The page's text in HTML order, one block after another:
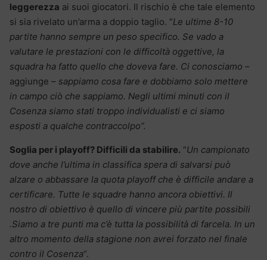
leggerezza ai suoi giocatori. Il rischio è che tale elemento
si sia rivelato un’arma a doppio taglio. “Le ultime 8-10
partite hanno sempre un peso specifico. Se vado a
valutare le prestazioni con le difficoltà oggettive, la
squadra ha fatto quello che doveva fare. Ci conosciamo –
aggiunge – sappiamo cosa fare e dobbiamo solo mettere
in campo ciò che sappiamo. Negli ultimi minuti con il
Cosenza siamo stati troppo individualisti e ci siamo
esposti a qualche contraccolpo”.
Soglia per i playoff? Difficili da stabilire. “Un campionato
dove anche l’ultima in classifica spera di salvarsi può
alzare o abbassare la quota playoff che è difficile andare a
certificare. Tutte le squadre hanno ancora obiettivi. Il
nostro di obiettivo è quello di vincere più partite possibili
.Siamo a tre punti ma c’è tutta la possibilità di farcela. In un
altro momento della stagione non avrei forzato nel finale
contro il Cosenza“.